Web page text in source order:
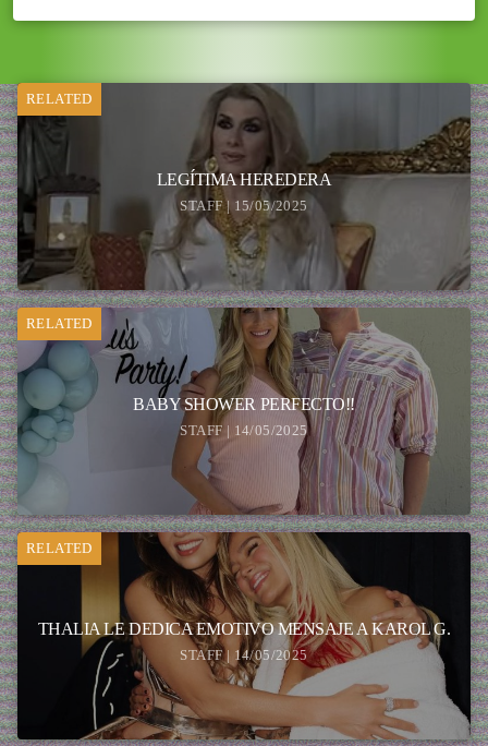
RELATED
LEGÍTIMA HEREDERA
STAFF | 15/05/2025
RELATED
BABY SHOWER PERFECTO!!
STAFF | 14/05/2025
RELATED
THALIA LE DEDICA EMOTIVO MENSAJE A KAROL G.
STAFF | 14/05/2025